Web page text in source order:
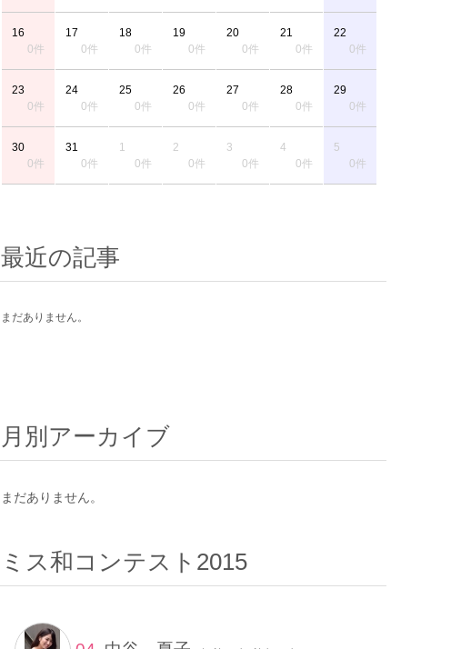
16
0件
17
0件
18
0件
19
0件
20
0件
21
0件
22
0件
23
0件
24
0件
25
0件
26
0件
27
0件
28
0件
29
0件
30
0件
31
0件
1
0件
2
0件
3
0件
4
0件
5
0件
最近の記事
まだありません。
月別アーカイブ
まだありません。
ミス和コンテスト2015